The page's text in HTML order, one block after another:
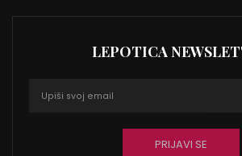
LEPOTICA